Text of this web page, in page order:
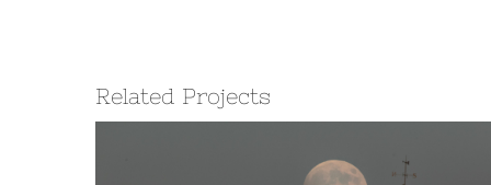
Related Projects